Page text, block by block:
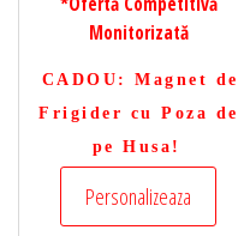
Monitorizată
CADOU : Magnet de
Frigider cu Poza de
pe Husa!
Personalizeaza